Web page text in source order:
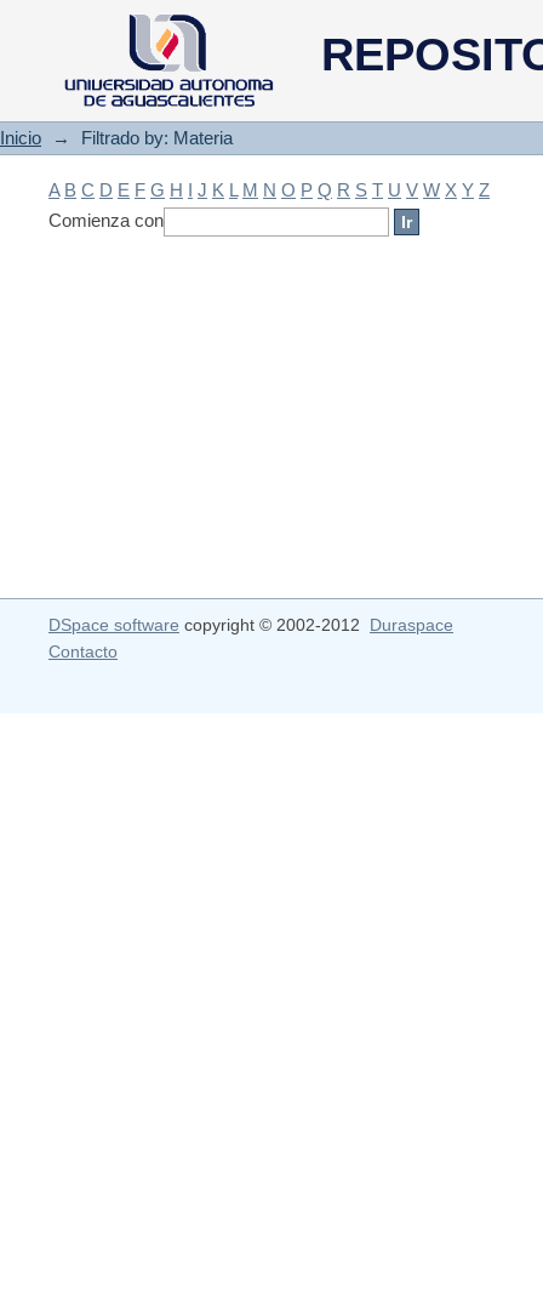
Filtrado by: Materia
Inicio → Filtrado by: Materia
A B C D E F G H I J K L M N O P Q R S T U V W X Y Z
Comienza con
DSpace software copyright © 2002-2012 Duraspace
Contacto